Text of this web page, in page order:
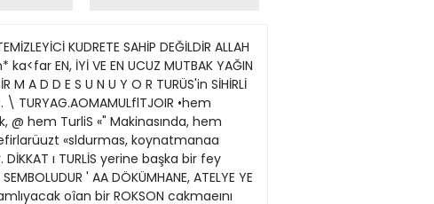
KUDRETE SAHİP DEĞİLDİR ALLAH
EN, İYİ VE EN UCUZ MUTBAK YAĞIN
M A D D E S U N U Y O R TURÜS'in SİHİRLİ
\ TURYAG.AOMAMULflTJOIR •hem
@ hem TurliS «" Makinasında, hem
«sldurmas, koynatmanaa
ı TURLİS yerine başka bir fey
' AA DÖKÜMHANE, ATELYE YE
oîan bir ROKSON cakmaeını